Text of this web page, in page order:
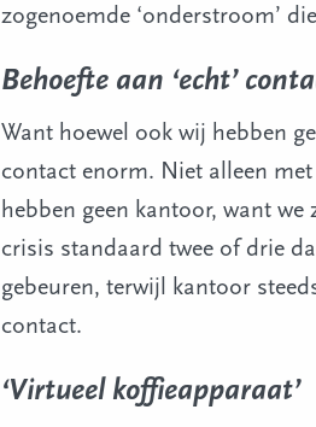
zogenoemde ‘onderstroom’
Behoefte aan ‘echt’
Want hoewel ook wij hebben
contact enorm. Niet alleen
hebben geen kantoor, want
crisis standaard twee of drie
gebeuren, terwijl kantoor
contact.
‘Virtueel koffieapparaat’